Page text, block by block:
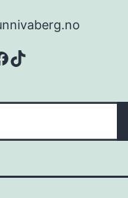
TikTok